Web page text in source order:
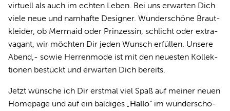
vir­tu­ell als auch im ech­ten Le­ben. Bei uns er­war­ten Dich
vie­le neue und nam­haf­te De­si­gner. Wun­der­schö­ne Braut­
klei­der, ob Mer­maid oder Prin­zes­sin, schlicht oder ex­tra­
va­gant, wir möch­ten Dir je­den Wunsch er­fül­len. Un­se­re
Abend,- so­wie Her­ren­mo­de ist mit den neu­es­ten Kol­lek­
tio­nen be­stückt und er­war­ten Dich be­reits.
Jetzt wün­sche ich Dir erst­mal viel Spaß auf mei­ner neu­en
Home­page und auf ein bal­di­ges „Hallo“ im wun­der­schö­